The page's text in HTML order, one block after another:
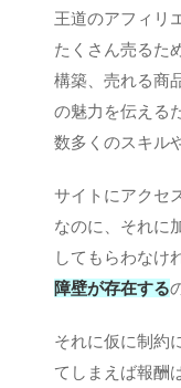
王道のアフィリ
たくさん売るた
構築、売れる商
の魅力を伝える
数多くのスキル
サイトにアクセ
なのに、それに
してもらわなけ
障壁が存在する
それに仮に制約
てしまえば報酬